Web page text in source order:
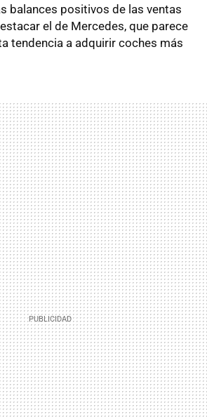
balances positivos de las ventas
el de Mercedes, que parece
tendencia a adquirir coches más